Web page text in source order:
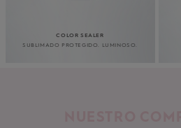
COLOR SEALER
SUBLIMADO PROTEGIDO. LUMINOSO.